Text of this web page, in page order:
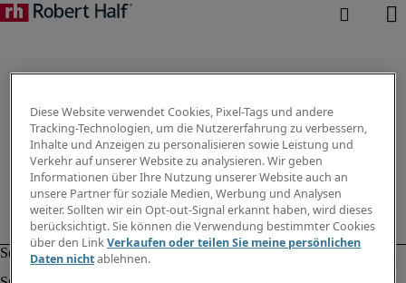
Diese Website verwendet Cookies, Pixel-Tags und andere
Tracking-Technologien, um die Nutzererfahrung zu verbessern,
Inhalte und Anzeigen zu personalisieren sowie Leistung und
Verkehr auf unserer Website zu analysieren. Wir geben
Informationen über Ihre Nutzung unserer Website auch an
unsere Partner für soziale Medien, Werbung und Analysen
weiter. Sollten wir ein Opt-out-Signal erkannt haben, wird dieses
berücksichtigt. Sie können die Verwendung bestimmter Cookies
über den LinkVerkaufen oder teilen Sie meine persönlichen
Daten nichtablehnen.